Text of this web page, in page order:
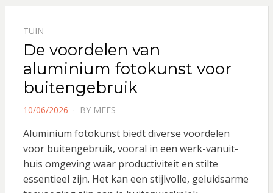
TUIN
De voordelen van
aluminium fotokunst voor
buitengebruik
POSTED
10/06/2026 BY MEES
Aluminium fotokunst biedt diverse voordelen
voor buitengebruik, vooral in een werk-vanuit-
huis omgeving waar productiviteit en stilte
essentieel zijn. Het kan een stijlvolle, geluidsarme